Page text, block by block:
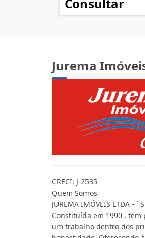
Jurema
CRECI: J-2535
Quem Somos
JUREMA IMÓVEIS LTDA -
Constituída em 1990 , tem
um trabalho dentro dos